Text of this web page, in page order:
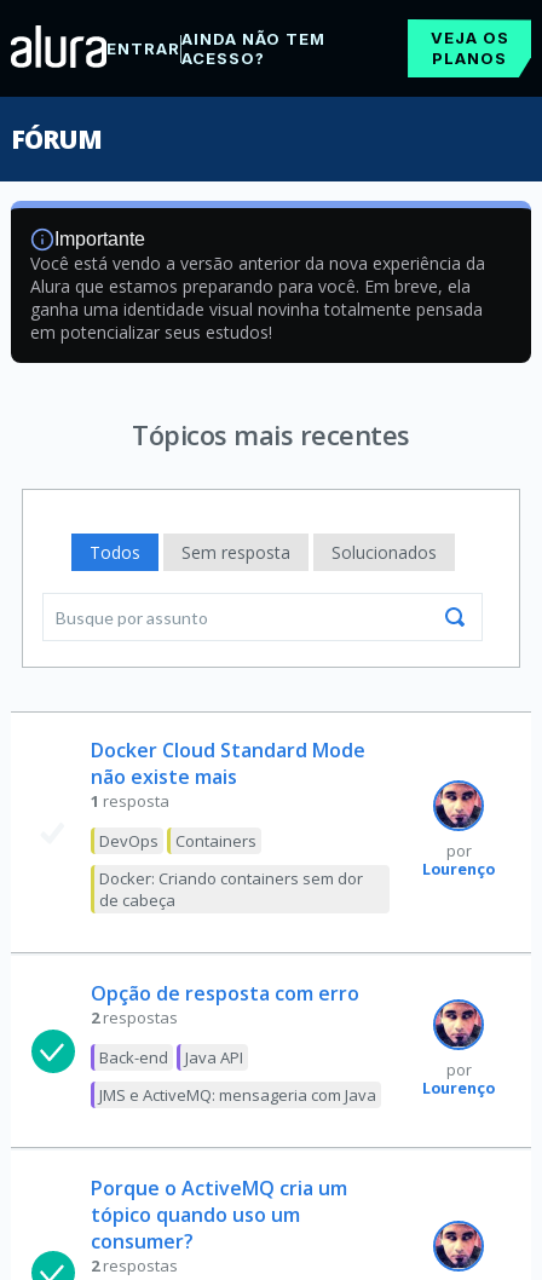
ENTRARAINDA NÃO TEM
ACESSO?
VEJA OS
PLANOS
FÓRUM
Importante
Você está vendo a versão anterior da nova experiência da
Alura que estamos preparando para você. Em breve, ela
ganha uma identidade visual novinha totalmente pensada
em potencializar seus estudos!
Tópicos mais recentes
Todos Sem resposta Solucionados
Docker Cloud Standard Mode
não existe mais
1 resposta
DevOps
Containers
Docker: Criando containers sem dor
de cabeça
por
Lourenço
Opção de resposta com erro
2 respostas
Back-end
Java API
JMS e ActiveMQ: mensageria com Java
por
Lourenço
Porque o ActiveMQ cria um
tópico quando uso um
consumer?
2 respostas